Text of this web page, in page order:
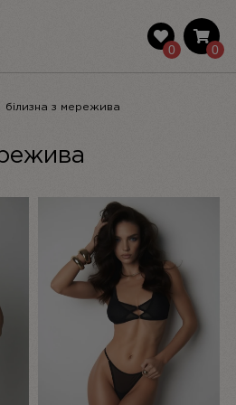
0
0
білизна з мережива